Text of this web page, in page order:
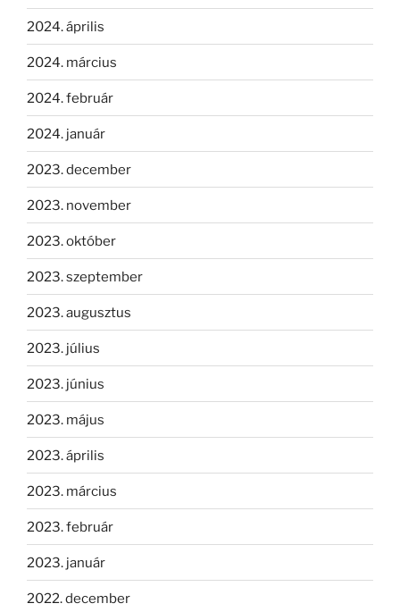
2024. április
2024. március
2024. február
2024. január
2023. december
2023. november
2023. október
2023. szeptember
2023. augusztus
2023. július
2023. június
2023. május
2023. április
2023. március
2023. február
2023. január
2022. december